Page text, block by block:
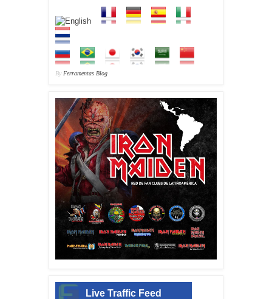
By Ferramentas Blog
Live Traffic Feed